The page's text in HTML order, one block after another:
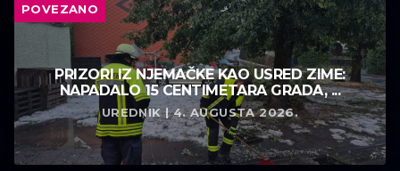
POVEZANO
PRIZORI IZ NJEMAČKE KAO USRED ZIME:
NAPADALO 15 CENTIMETARA GRADA, ...
UREDNIK | 4. AUGUSTA 2026.